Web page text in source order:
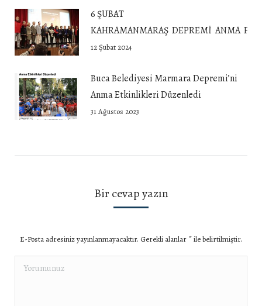
6 ŞUBAT
KAHRAMANMARAŞ DEPREMİ ANMA
12 Şubat 2024
Buca Belediyesi Marmara Depremi’ni
Anma Etkinlikleri Düzenledi
31 Ağustos 2023
Bir cevap yazın
E-Posta adresiniz yayınlanmayacaktır. Gerekli alanlar *ile belirtilmiştir.
Yorumunuz